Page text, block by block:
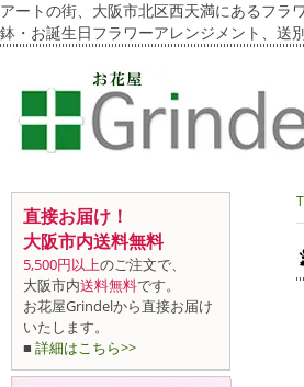
アートの街、大阪市北区西天満にあるフ
鉢・お誕生日フラワーアレンジメント、送
直接お届け！
大阪市内送料無料
5,500円以上のご注文で、
大阪市内送料無料です。
お花屋Grindelから直接お届け
いたします。
■ 詳細はこちら>>